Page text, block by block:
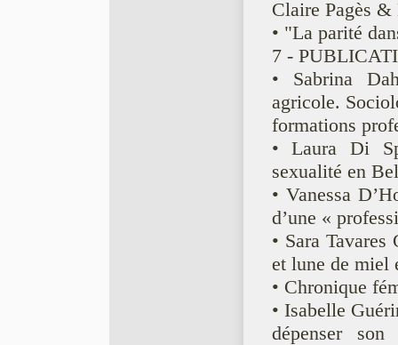
Claire Pagès
• "La parité
7 -
• Sabrina
agricole.
formations
• Laura Di
sexualité en
• Vanessa
d’une «
• Sara
et lune de miel
• Chronique
• Isabelle
dépenser